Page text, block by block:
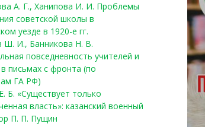
А. Г., Ханипова И. И. Проблемы
советской школы в
уезде в 1920-е гг.
Ш. И., Банникова Н. В.
повседневность учителей и
письмах с фронта (по
ГА РФ)
Б. «Существует только
власть»: казанский военный
П. П. Пущин